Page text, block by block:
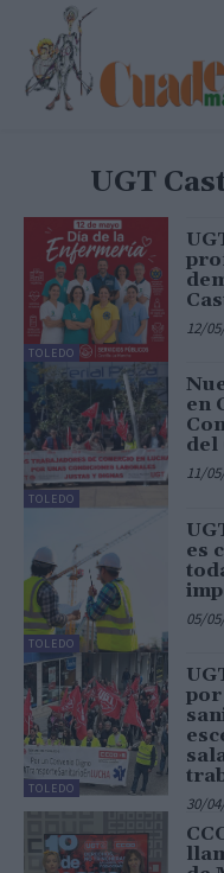
UGT
TOLEDO
12/
TOLEDO
en
del
11/
TOLEDO
es
05/
TOLEDO
30/